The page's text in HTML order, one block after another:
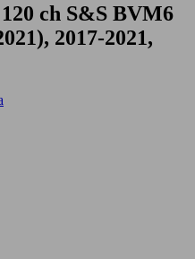
ch S&S BVM6
2017-2021,